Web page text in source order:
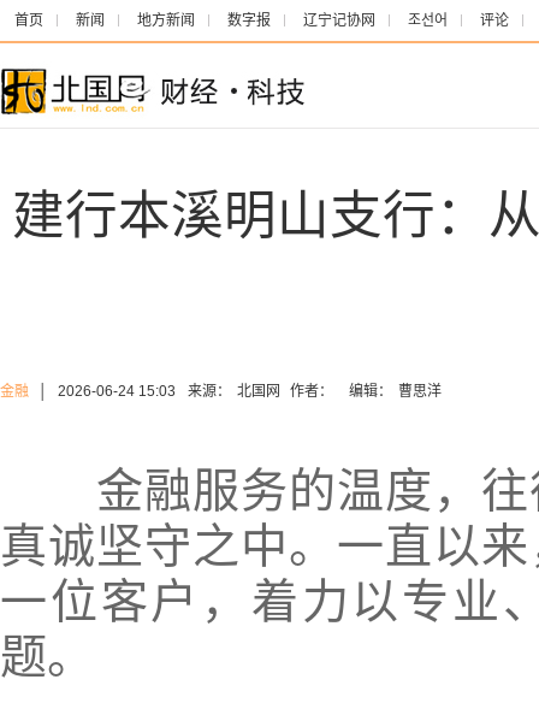
首页 新闻 地方新闻 数字报 辽宁记协网 조선어 评论
建行本溪明山支行：
金融 2026-06-24 15:03 来源： 北国网 作者： 编辑： 曹思洋
金融服务的温度，往
真诚坚守之中。一直以
一位客户，着力以专业
题。